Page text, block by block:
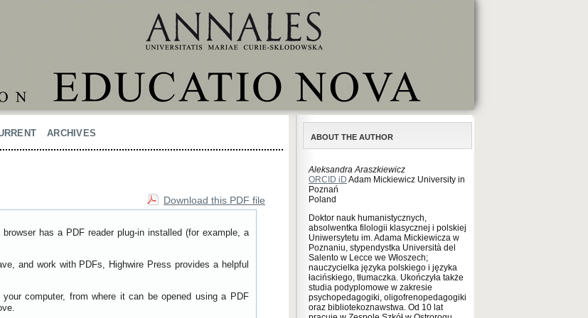
ABOUT THE AUTHOR
Aleksandra Araszkiewicz
ORCID iD Adam Mickiewicz University in
Poznań
Poland
Doktor nauk humanistycznych,
absolwentka filologii klasycznej i polskiej
Uniwersytetu im. Adama Mickiewicza w
Poznaniu, stypendystka Università del
Salento w Lecce we Włoszech;
nauczycielka języka polskiego i języka
łacińskiego, tłumaczka. Ukończyła także
studia podyplomowe w zakresie
psychopedagogiki, oligofrenopedagogiki
oraz bibliotekoznawstwa. Od 10 lat
ARCHIVES
Download this PDF file
has a PDF reader plug-in installed (for example, a
and work with PDFs, Highwire Press provides a helpful
computer, from where it can be opened using a PDF